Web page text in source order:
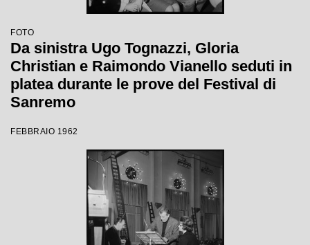
FOTO
Da sinistra Ugo Tognazzi, Gloria
Christian e Raimondo Vianello seduti in
platea durante le prove del Festival di
Sanremo
FEBBRAIO 1962